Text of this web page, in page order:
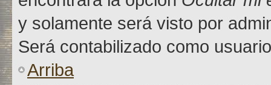
y solamente será visto por
Será contabilizado como
Arriba